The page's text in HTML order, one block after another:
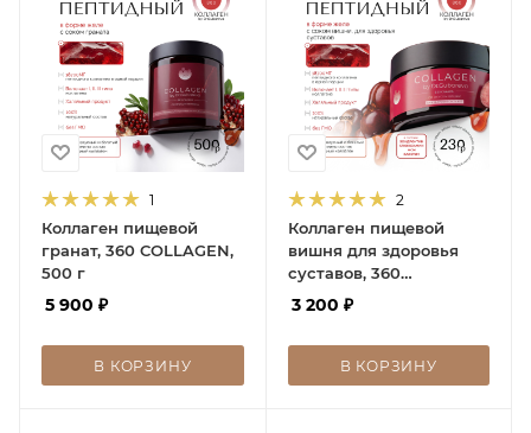
1
Коллаген пищевой
гранат, 360 COLLAGEN,
500 г
5 900 ₽
В КОРЗИНУ
2
Коллаген пищевой
вишня для здоровья
суставов, 360
COLLAGEN, 230 г
3 200 ₽
В КОРЗИНУ